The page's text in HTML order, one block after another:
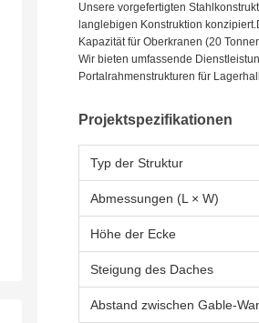
Unsere vorgefertigten
langlebigen Konstruktion
Kapazität für Oberkranen (20
Wir bieten umfassende
Portalrahmenstrukturen für
Projektspezifikationen
Typ der Struktur
Abmessungen (L × W)
Höhe der Ecke
Steigung des Daches
Abstand zwischen Gable-